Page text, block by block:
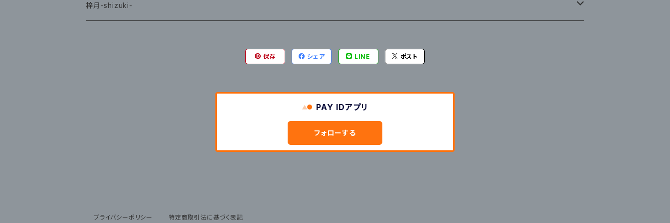
グッズ
梓月-shizuki-
保存 シェア LINE ポスト
PAY IDアプリ
フォローする
プライバシーポリシー 特定商取引法に基づく表記